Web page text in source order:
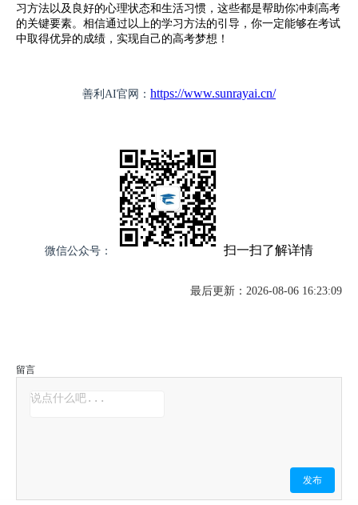
习方法以及良好的心理状态和生活习惯，这些都是帮助你冲刺高考
的关键要素。相信通过以上的学习方法的引导，你一定能够在考试
中取得优异的成绩，实现自己的高考梦想！
善利AI官网： https://www.sunrayai.cn/
微信公众号： 扫一扫了解详情
最后更新：2026-08-06 16:23:09
留言
发布